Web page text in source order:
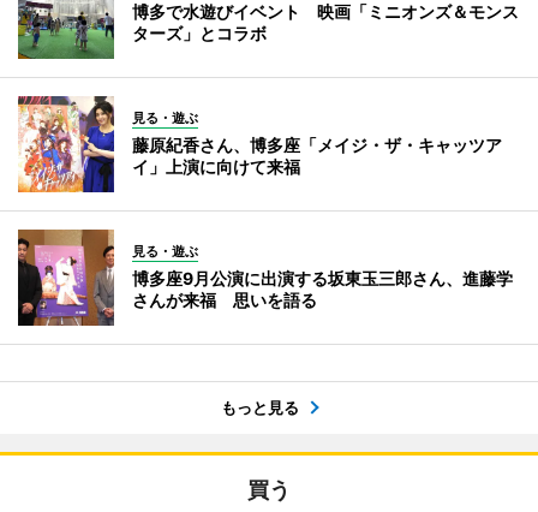
博多で水遊びイベント 映画「ミニオンズ＆モンス
ターズ」とコラボ
見る・遊ぶ
藤原紀香さん、博多座「メイジ・ザ・キャッツア
イ」上演に向けて来福
見る・遊ぶ
博多座9月公演に出演する坂東玉三郎さん、進藤学
さんが来福 思いを語る
もっと見る
買う